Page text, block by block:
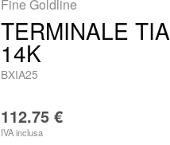
Fine Goldline
TERMINALE
14K
BXIA25
112.75 €
IVA inclusa